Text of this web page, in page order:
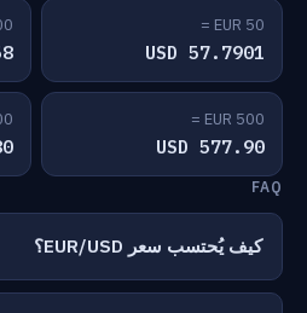
50 EUR =
57.7901 USD
=
500 EUR =
577.90 USD
=
FAQ
كيف يُحتسب سعر EUR/USD؟